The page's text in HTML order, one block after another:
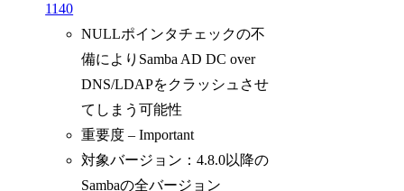
1140
NULLポインタチェックの不
備によりSamba AD DC over
DNS/LDAPをクラッシュさせ
てしまう可能性
重要度 – Important
対象バージョン：4.8.0以降の
Sambaの全バージョン